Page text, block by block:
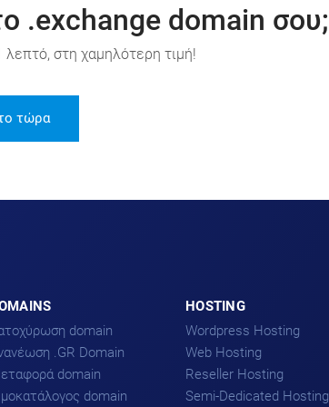
.exchange domain σου;
στη χαμηλότερη τιμή!
τώρα
domain
.GR Domain
domain
domain
HOSTING
Wordpress Hosting
Web Hosting
Reseller Hosting
Semi-Dedicated Hosting